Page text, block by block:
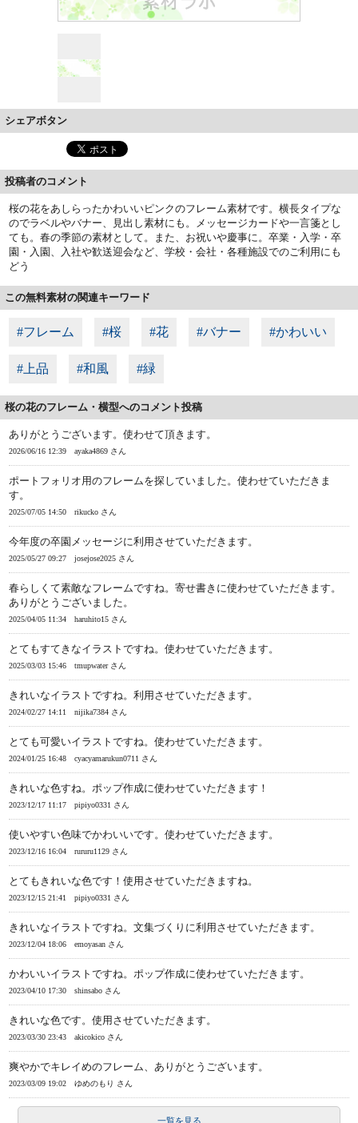
シェアボタン
投稿者のコメント
桜の花をあしらったかわいいピンクのフレーム素材です。横長タイプな
のでラベルやバナー、見出し素材にも。メッセージカードや一言箋とし
ても。春の季節の素材として。また、お祝いや慶事に。卒業・入学・卒
園・入園、入社や歓送迎会など、学校・会社・各種施設でのご利用にも
どう
この無料素材の関連キーワード
#フレーム #桜 #花 #バナー #かわいい
#上品 #和風 #緑
桜の花のフレーム・横型へのコメント投稿
ありがとうございます。使わせて頂きます。
2026/06/16 12:39 ayaka4869 さん
ポートフォリオ用のフレームを探していました。使わせていただきま
す。
2025/07/05 14:50 rikucko さん
今年度の卒園メッセージに利用させていただきます。
2025/05/27 09:27 josejose2025 さん
春らしくて素敵なフレームですね。寄せ書きに使わせていただきます。
ありがとうございました。
2025/04/05 11:34 haruhito15 さん
とてもすてきなイラストですね。使わせていただきます。
2025/03/03 15:46 tmupwater さん
きれいなイラストですね。利用させていただきます。
2024/02/27 14:11 nijika7384 さん
とても可愛いイラストですね。使わせていただきます。
2024/01/25 16:48 cyacyamarukun0711 さん
きれいな色すね。ポップ作成に使わせていただきます！
2023/12/17 11:17 pipiyo0331 さん
使いやすい色味でかわいいです。使わせていただきます。
2023/12/16 16:04 rururu1129 さん
とてもきれいな色です！使用させていただきますね。
2023/12/15 21:41 pipiyo0331 さん
きれいなイラストですね。文集づくりに利用させていただきます。
2023/12/04 18:06 emoyasan さん
かわいいイラストですね。ポップ作成に使わせていただきます。
2023/04/10 17:30 shinsabo さん
きれいな色です。使用させていただきます。
2023/03/30 23:43 akicokico さん
爽やかでキレイめのフレーム、ありがとうございます。
2023/03/09 19:02 ゆめのもり さん
一覧を見る